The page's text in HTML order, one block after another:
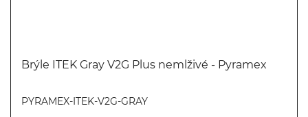
Brýle ITEK Gray V2G Plus nemlživé - Pyramex
PYRAMEX-ITEK-V2G-GRAY